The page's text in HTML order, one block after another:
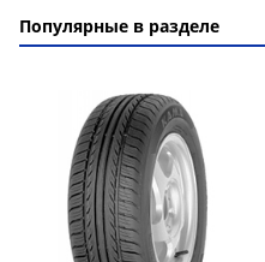
Популярные в разделе